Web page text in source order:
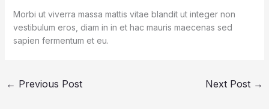
Morbi ut viverra massa mattis vitae blandit ut integer non
vestibulum eros, diam in in et hac mauris maecenas sed
sapien fermentum et eu.
← Previous Post Next Post →